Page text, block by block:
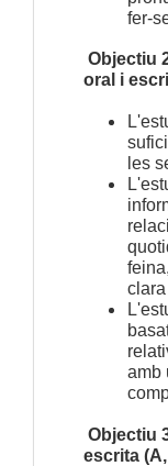
fer-
Objectiu
oral i
les
amb
Objectiu
escrita